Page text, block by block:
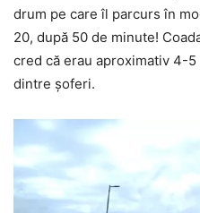
drum pe care îl parcurs în
20, după 50 de minute!
cred că erau aproximativ 4-5
dintre șoferi.